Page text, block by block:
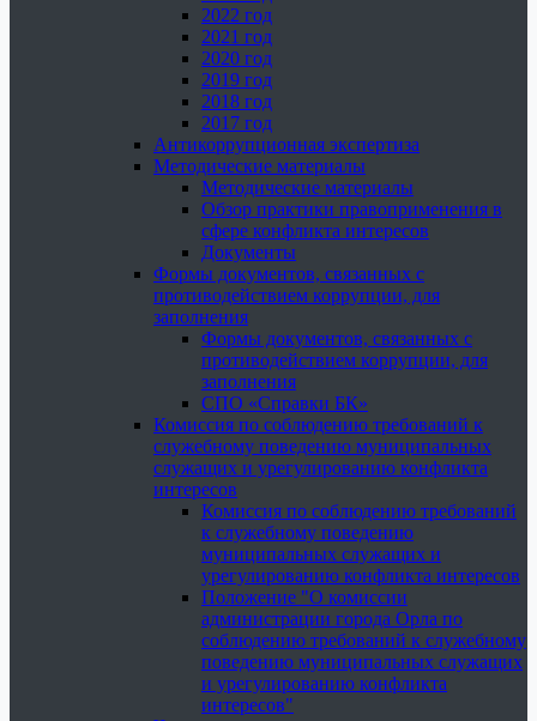
2022 год
2021 год
2020 год
2019 год
2018 год
2017 год
Антикоррупционная экспертиза
Методические материалы
Методические материалы
Обзор практики правоприменения в
сфере конфликта интересов
Документы
Формы документов, связанных с
противодействием коррупции, для
заполнения
Формы документов, связанных с
противодействием коррупции, для
заполнения
СПО «Справки БК»
Комиссия по соблюдению требований к
служебному поведению муниципальных
служащих и урегулированию конфликта
интересов
Комиссия по соблюдению требований
к служебному поведению
муниципальных служащих и
урегулированию конфликта интересов
Положение "О комиссии
администрации города Орла по
соблюдению требований к служебному
поведению муниципальных служащих
и урегулированию конфликта
интересов"